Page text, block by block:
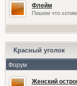
Флейм
Пишем что
Красный уголок
Форум
Женский